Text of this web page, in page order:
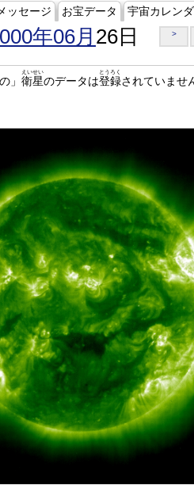
ッセージ お宝データ 宇宙カレン
年06月 26日 >
」 衛星
えいせい
のデータは登録
とうろく
されていませ